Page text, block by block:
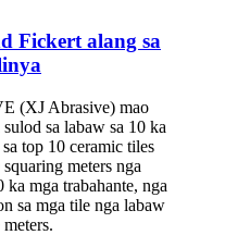
Fickert alang sa
(XJ Abrasive) mao
sa labaw sa 10 ka
top 10 ceramic tiles
meters nga
mga trabahante, nga
sa mga tile nga labaw